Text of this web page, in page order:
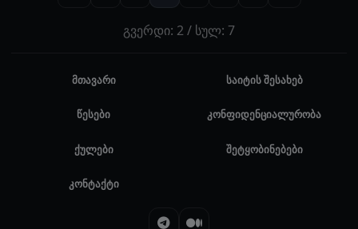
გვერდი: 2 / სულ: 7
მთავარი საიტის შესახებ
წესები კონფიდენციალურობა
ქულები შეტყობინებები
კონტაქტი